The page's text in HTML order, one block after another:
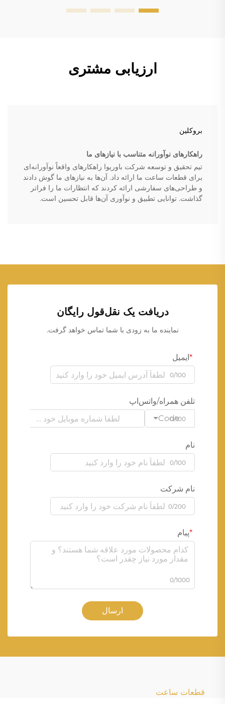
ارزیابی مشتری
بروکلین
راهکارهای نوآورانه متناسب با نیازهای ما
تیم تحقیق و توسعه شرکت باوریوا راهکارهای واقعاً نوآورانه‌ای
برای قطعات ساعت ما ارائه داد. آن‌ها به نیازهای ما گوش دادند
و طراحی‌های سفارشی ارائه کردند که انتظارات ما را فراتر
گذاشت. توانایی تطبیق و نوآوری آن‌ها قابل تحسین است.
دریافت یک نقل‌قول رایگان
نماینده ما به زودی با شما تماس خواهد گرفت.
ایمیل
0/100
تلفن همراه/واتس‌اپ
Code
0/100
نام
0/100
نام شرکت
0/200
پیام
0/1000
ارسال
قطعات ساعت